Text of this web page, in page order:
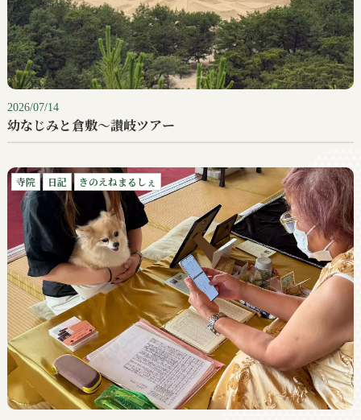
2026/07/14
幼なじみと倉敷〜讃岐ツアー
寺院 日記 きのえねまるしぇ